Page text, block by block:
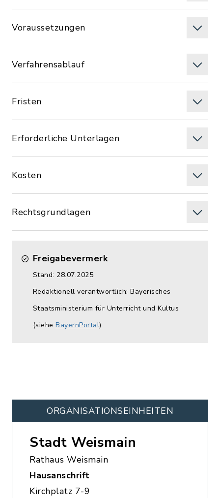
Voraussetzungen
Verfahrensablauf
Fristen
Erforderliche Unterlagen
Kosten
Rechtsgrundlagen
Freigabevermerk
Stand: 28.07.2025
Redaktionell verantwortlich: Bayerisches
Staatsministerium für Unterricht und Kultus
(siehe BayernPortal)
ORGANISATIONS­EINHEITEN
Stadt Weismain
Rathaus Weismain
Hausanschrift
Kirchplatz 7-9